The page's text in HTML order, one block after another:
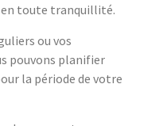
toute tranquillité.
ou vos
pouvons planifier
la période de votre